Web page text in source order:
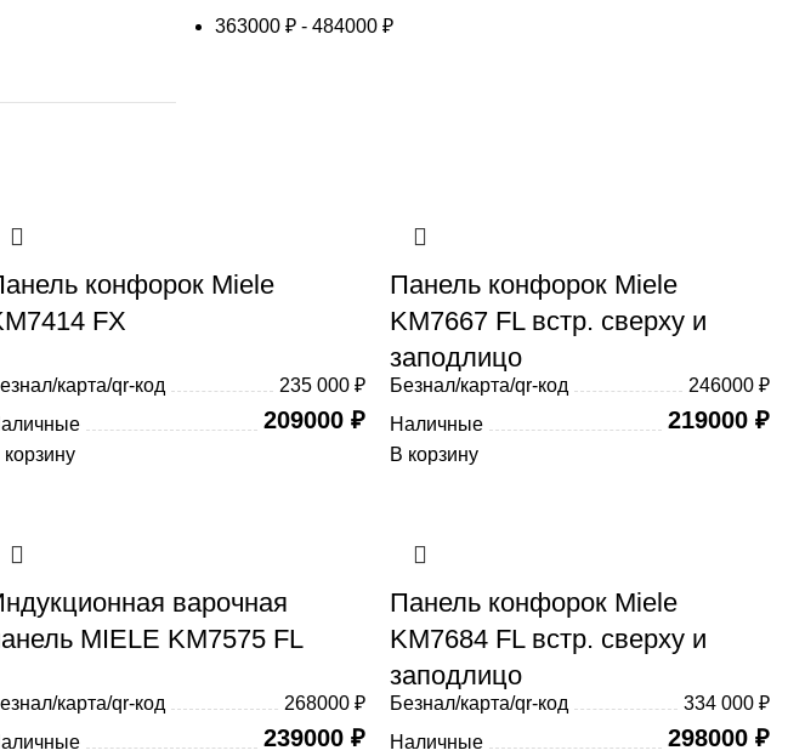
363000 ₽ - 484000 ₽
конфорок Miele
FX
карта/qr-код
235 000 ₽
209000₽
корзину
Панель конфорок Miele
KM7667 FL встр. сверху и
заподлицо
Безнал/карта/qr-код
246000 ₽
Наличные
219000 ₽
В корзину
варочная
MIELE KM7575 FL
карта/qr-код
268000 ₽
239000₽
Панель конфорок Miele
KM7684 FL встр. сверху и
заподлицо
Безнал/карта/qr-код
334 000 ₽
Наличные
298000 ₽